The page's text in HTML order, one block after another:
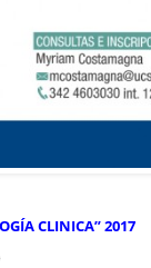
CLINICA” 2017